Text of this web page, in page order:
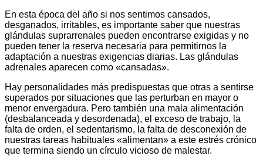
En esta época del año si nos sentimos cansados,
desganados, irritables, es importante saber que nuestras
glándulas suprarrenales pueden encontrarse exigidas y no
pueden tener la reserva necesaria para permitirnos la
adaptación a nuestras exigencias diarias. Las glándulas
adrenales aparecen como «cansadas».
Hay personalidades más predispuestas que otras a sentirse
superados por situaciones que las perturban en mayor o
menor envergadura. Pero también una mala alimentación
(desbalanceada y desordenada), el exceso de trabajo, la
falta de orden, el sedentarismo, la falta de desconexión de
nuestras tareas habituales «alimentan» a este estrés crónico
que termina siendo un círculo vicioso de malestar.